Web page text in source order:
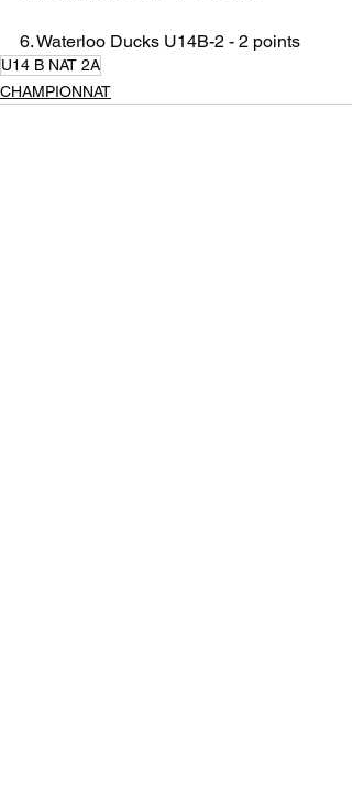
6. Waterloo Ducks U14B-2 - 2 points
U14 B NAT 2A
CHAMPIONNAT